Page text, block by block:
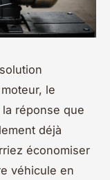
le
réponse que
déjà
économiser
véhicule en